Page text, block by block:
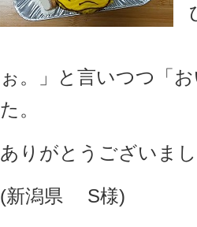
ぉ。」と言いつつ「
た。
ありがとうございま
(新潟県 S様)